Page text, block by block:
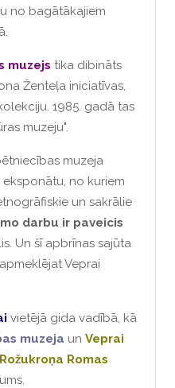
no bagātākajiem
muzejs tika dibināts
Ženteļa iniciatīvas,
1985. gadā tas
muzeju".
muzeja
no kuriem
un sakrālie
darbu ir paveicis
Un šī apbrīnas sajūta
Veprai
vietējā gida vadībā, kā
muzeja un Veprai
Romas